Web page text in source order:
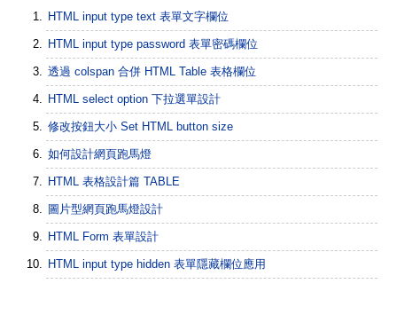
HTML input type text 表單文字欄位
HTML input type password 表單密碼欄位
透過 colspan 合併 HTML Table 表格欄位
HTML select option 下拉選單設計
修改按鈕大小 Set HTML button size
如何設計網頁跑馬燈
HTML 表格設計篇 TABLE
圖片型網頁跑馬燈設計
HTML Form 表單設計
HTML input type hidden 表單隱藏欄位應用